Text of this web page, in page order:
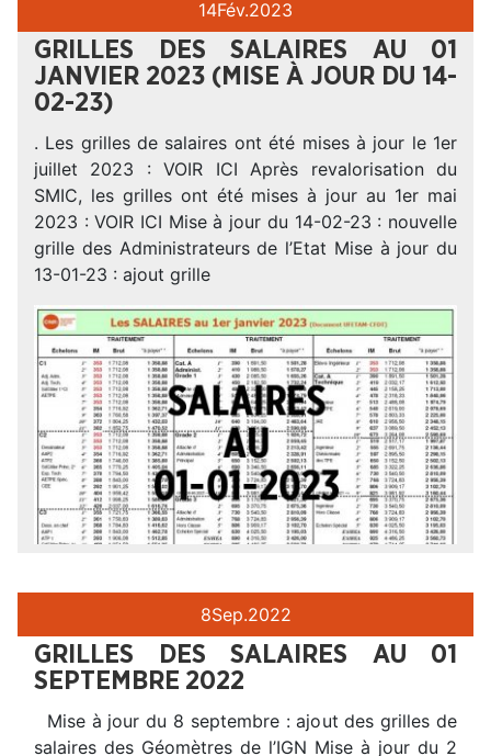
14Fév.2023
GRILLES DES SALAIRES AU 01
JANVIER 2023 (MISE À JOUR DU 14-
02-23)
. Les grilles de salaires ont été mises à jour le 1er
juillet 2023 : VOIR ICI Après revalorisation du
SMIC, les grilles ont été mises à jour au 1er mai
2023 : VOIR ICI Mise à jour du 14-02-23 : nouvelle
grille des Administrateurs de l’Etat Mise à jour du
13-01-23 : ajout grille
8Sep.2022
GRILLES DES SALAIRES AU 01
SEPTEMBRE 2022
Mise à jour du 8 septembre : ajout des grilles de
salaires des Géomètres de l’IGN Mise à jour du 2